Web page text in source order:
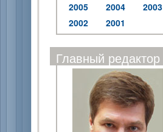
2005
2004
2003
2002
2001
Главный редактор